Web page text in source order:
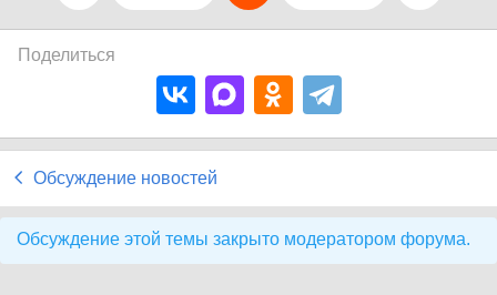
Поделиться
Обсуждение новостей
Обсуждение этой темы закрыто модератором форума.